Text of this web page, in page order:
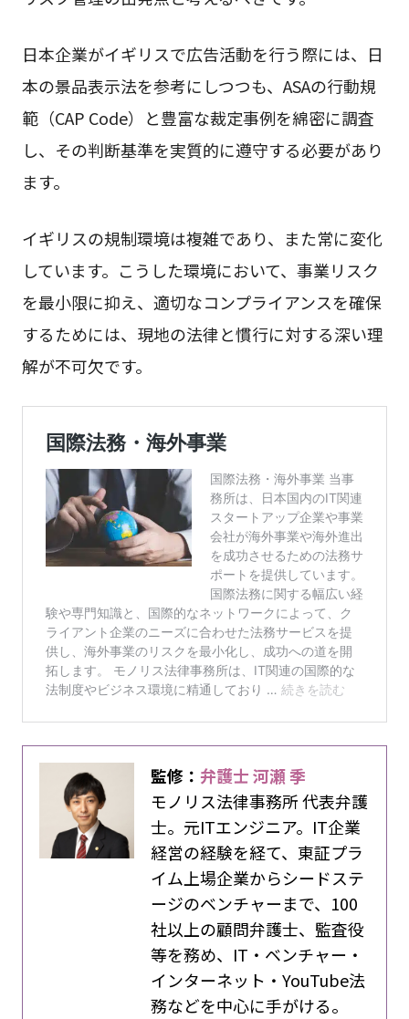
日本企業がイギリスで広告活動を行う際には、日
本の景品表示法を参考にしつつも、ASAの行動規
範（CAP Code）と豊富な裁定事例を綿密に調査
し、その判断基準を実質的に遵守する必要があり
ます。
イギリスの規制環境は複雑であり、また常に変化
しています。こうした環境において、事業リスク
を最小限に抑え、適切なコンプライアンスを確保
するためには、現地の法律と慣行に対する深い理
解が不可欠です。
監修：弁護士 河瀬 季
モノリス法律事務所 代表弁護
士。元ITエンジニア。IT企業
経営の経験を経て、東証プラ
イム上場企業からシードステ
ージのベンチャーまで、100
社以上の顧問弁護士、監査役
等を務め、IT・ベンチャー・
インターネット・YouTube法
務などを中心に手がける。